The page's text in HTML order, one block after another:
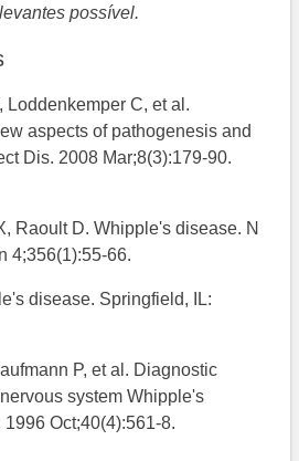
possível.
Loddenkemper C, et al.
aspects of pathogenesis and
Dis. 2008 Mar;8(3):179-90.
Raoult D. Whipple's disease. N
4;356(1):55-66.
disease. Springfield, IL:
P, et al. Diagnostic
system Whipple's
Oct;40(4):561-8.